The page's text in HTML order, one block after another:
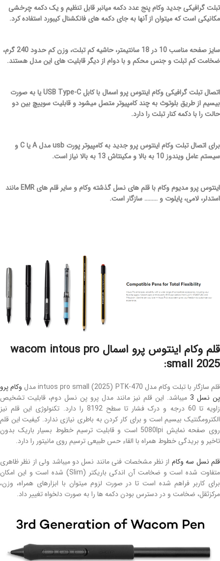
تبلت گرافیکی جدید وکام پنج عدد دکمه میانبر قابل تنظیم و یک دکمه چرخشی
مکانیکی است که میتوان از آنها به جای دکمه های فانکشنال کیبورد استفاده کرد.
سایز صفحه مناسب 10 در 18 سانتیمتر، حاشیه کم تبلت، وزن کم حدود 240 گرم،
ضخامت کم تبلت و جنس محکم و با دوام از دیگر قابلیت های این مدل هستند.
اتصال تبلت گرافیکی وکام اینتوس پرو اسمال با کابل USB Type-C یا به صورت
بیسیم از طریق بلوتوث به چند کامپیوتر متصل میشود و قابلیت سوییچ بین دو
حالت را با دکمه کنار تبلت را دارد.
برای اتصال تبلت وکام اینتوس پرو جدید به کامپیوتر پورت usb مدل A یا C و
سیستم عامل ویندوز 10 به بالا و مکینتاش 13 به بالا نیاز است.
اینتوس پرو مدیوم وکام با قلم های نسل گذشته وکام و سایر قلم های EMR مانند
استدلر، لامی، پایلوت و ……… سازگار است.
قلم وکام اینتوس پرو اسمال wacom intous pro
small 2025:
قلم سازگار با تبلت وکام مدل intuos pro small (2025) PTK-470 مدل
وکام پرو
پن نسل 3
میباشد. این قلم نیز مانند مدل پرو پن نسل دوم، قابلیت تشخیص
زاویه تا 60 درجه و درک فشار تا سطح 8192 را دارد. تکنولوژی این قلم نیز
الکترومگنتیک بیسیم است و برای کار کردن به باطری نیازی ندارد. کیفیت این قلم
روی صفحه نمایش 5080lpi است و قابلیت ترسیم خطوط بسیار باریک بدون
تاخیر و بریدگی خطوط همراه با القاء حس طبیعی ترسیم روی مانیتور را دارد.
قلم نسل سه وکام از نظر مشخصات فنی مانند نسل دو میباشد ولی از نظر ظاهری
متفاوت شده است و ضخامت آن اندکی باریکتر (Slim) شده است و این امکان
برای کاربر فراهم شده است تا در صورت لزوم میتوان با ابزارهای همراه، وزن،
مرکزثقل، ضخامت و در دسترس بودن دکمه ها را به صورت دلخواه تغییر داد.